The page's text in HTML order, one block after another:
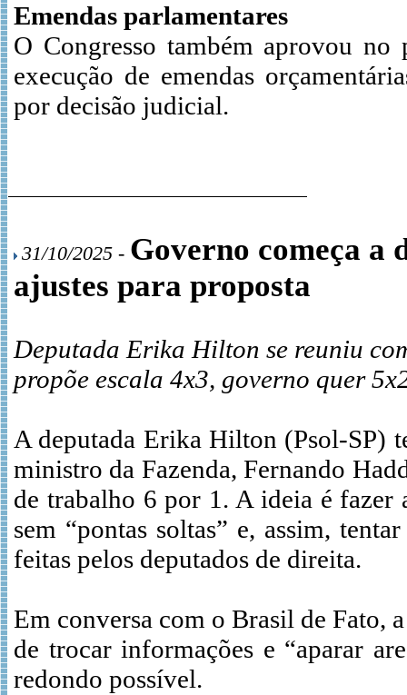
Emendas parlamentares
O Congresso também aprovou
execução de emendas
por decisão judicial.
31/10/2025 - Governo começa a
ajustes para proposta
Deputada Erika Hilton se reuniu
propõe escala 4x3, governo quer
A deputada Erika Hilton (Psol-SP)
ministro da Fazenda, Fernando
de trabalho 6 por 1. A ideia é fazer
sem “pontas soltas” e, assim,
feitas pelos deputados de direita.
Em conversa com o Brasil de Fato,
de trocar informações e “aparar
redondo possível.